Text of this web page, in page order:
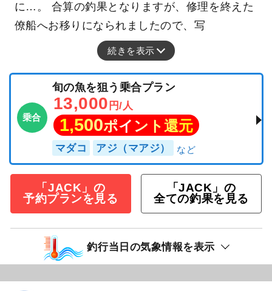
に…。 合算の釣果となりますが、修理を終えた
僚船へお移りになられましたので、写
続きを表示
乗合
旬の魚を狙う乗合プラン
13,000 円/人
1,500ポイント還元
マダコ アジ（マアジ）
「JACK」の
予約プランを見る
「JACK」の
全ての釣果を見る
釣行当日の気象情報を表示